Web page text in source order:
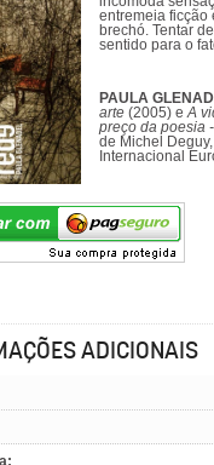
entremeia ficção
brechó. Tentar
sentido para o
PAULA
arte (2005) eA
preço da poesia
de Michel
Internacional
ADICIONAIS